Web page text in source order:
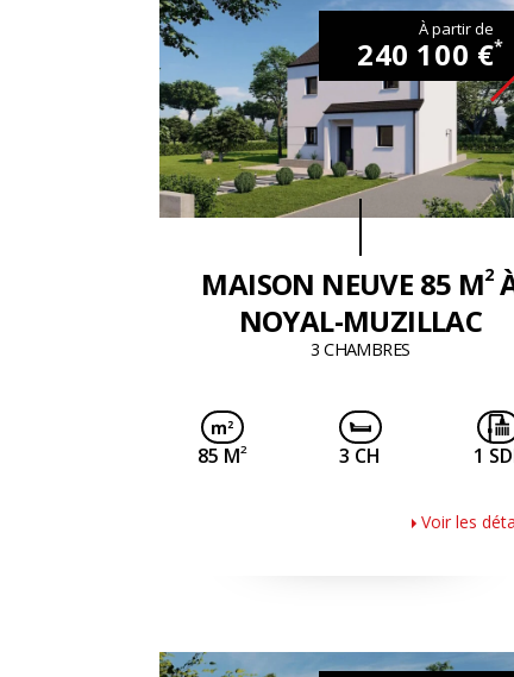
MAISON NEUVE 85 M2
NOYAL-MUZILLAC
3 CHAMBRES
À partir de
240 100 €*
85 M2 3 CH 1
Voir les